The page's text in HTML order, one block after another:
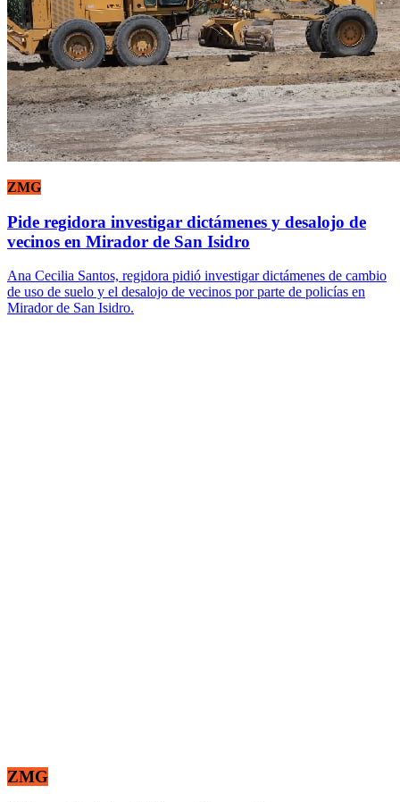
ZMG
Pide regidora investigar dictámenes y desalojo de
vecinos en Mirador de San Isidro
Ana Cecilia Santos, regidora pidió investigar dictámenes de cambio
de uso de suelo y el desalojo de vecinos por parte de policías en
Mirador de San Isidro.
ZMG